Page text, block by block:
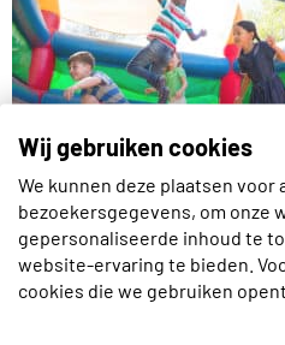
Contact
Slotenmakerstraat 30
Wij gebruiken cookies
We kunnen deze plaatsen voor
bezoekersgegevens, om onze
gepersonaliseerde inhoud te
website-ervaring te bieden.
cookies die we gebruiken